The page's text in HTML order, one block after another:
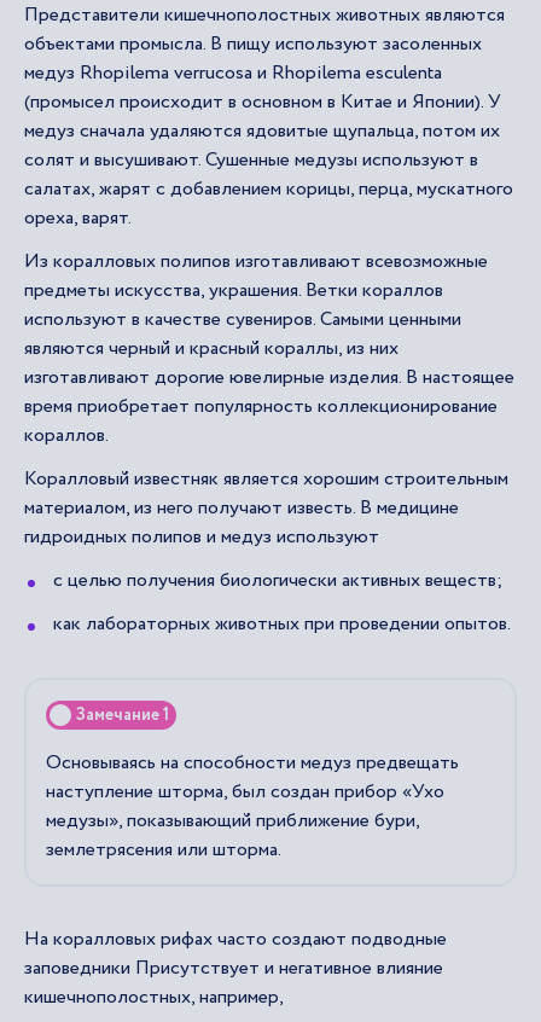
Представители кишечнополостных животных являются
объектами промысла. В пищу используют засоленных
медуз Rhopilema verrucosa и Rhopilema esculenta
(промысел происходит в основном в Китае и Японии). У
медуз сначала удаляются ядовитые щупальца, потом их
солят и высушивают. Сушенные медузы используют в
салатах, жарят с добавлением корицы, перца, мускатного
ореха, варят.
Из коралловых полипов изготавливают всевозможные
предметы искусства, украшения. Ветки кораллов
используют в качестве сувениров. Самыми ценными
являются черный и красный кораллы, из них
изготавливают дорогие ювелирные изделия. В настоящее
время приобретает популярность коллекционирование
кораллов.
Коралловый известняк является хорошим строительным
материалом, из него получают известь. В медицине
гидроидных полипов и медуз используют
с целью получения биологически активных веществ;
как лабораторных животных при проведении опытов.
Замечание 1
Основываясь на способности медуз предвещать
наступление шторма, был создан прибор «Ухо
медузы», показывающий приближение бури,
землетрясения или шторма.
На коралловых рифах часто создают подводные
заповедники Присутствует и негативное влияние
кишечнополостных, например,